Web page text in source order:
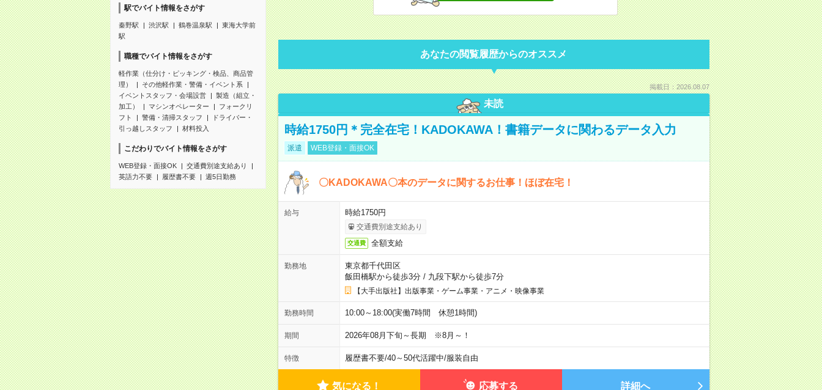
駅でバイト情報をさがす
秦野駅 渋沢駅 鶴巻温泉駅
東海大学前
駅
職種でバイト情報をさがす
軽作業（仕分け・ピッキング・検品、商品管
理）
その他軽作業・警備・イベント系
イベントスタッフ・会場設営
製造（組立・
加工）
マシンオペレーター
フォークリ
フト
警備・清掃スタッフ
ドライバー・
引っ越しスタッフ
材料投入
こだわりでバイト情報をさがす
WEB登録・面接OK
交通費別途支給あり
英語力不要
履歴書不要 週5日勤務
あなたの閲覧履歴からのオススメ
掲載日：2026.08.07
未読
時給1750円＊完全在宅！KADOKAWA！書籍データに関わるデータ入力
派遣 WEB登録・面接OK
〇KADOKAWA〇本のデータに関するお仕事！ほぼ在宅！
給与 時給1750円
交通費別途支給あり
交通費 全額支給
勤務地
東京都千代田区
飯田橋駅から徒歩3分/ 九段下駅から徒歩7分
【大手出版社】出版事業・ゲーム事業・アニメ・映像事業
勤務時間 10:00～18:00(実働7時間 休憩1時間)
期間 2026年08月下旬～長期 ※8月～！
特徴 履歴書不要/40～50代活躍中/服装自由
気になる！ 応募する 詳細へ